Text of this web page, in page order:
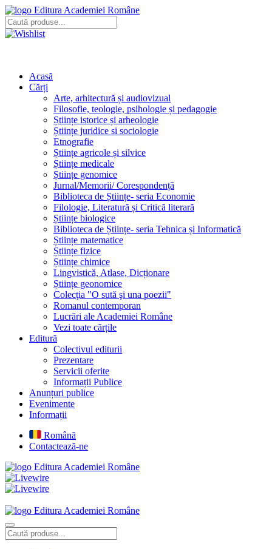
Editura Academiei Române
Acasă
Cărți
Arte, arhitectură și audiovizual
Filosofie, teologie, psihologie și pedagogie
Științe istorice și arheologie
Științe juridice si sociologie
Etnografie
Științe agricole și silvice
Științe medicale
Științe genomice
Jurnal/Memorii/ Corespondență
Biblioteca de Științe- seria Economie
Filologie, Literatură și Critică literară
Științe biologice
Biblioteca de Științe- seria Tehnica și Informatică
Științe matematice
Științe fizice
Științe chimice
Lingvistică, Atlase, Dicționare
Științe geonomice
Colecţia "O sută şi una poezii"
Romanul contemporan
Lucrări ale Academiei Române
Vezi toate cărțile
Editură
Colectivul editurii
Prezentare
Servicii oferite
Informații Publice
Anunțuri publice
Evenimente
Informații
Română
Contactează-ne
Editura Academiei Române
Editura Academiei Române